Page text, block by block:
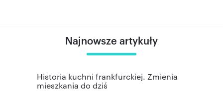
Najnowsze artykuły
Historia kuchni frankfurckiej. Zmienia
mieszkania do dziś